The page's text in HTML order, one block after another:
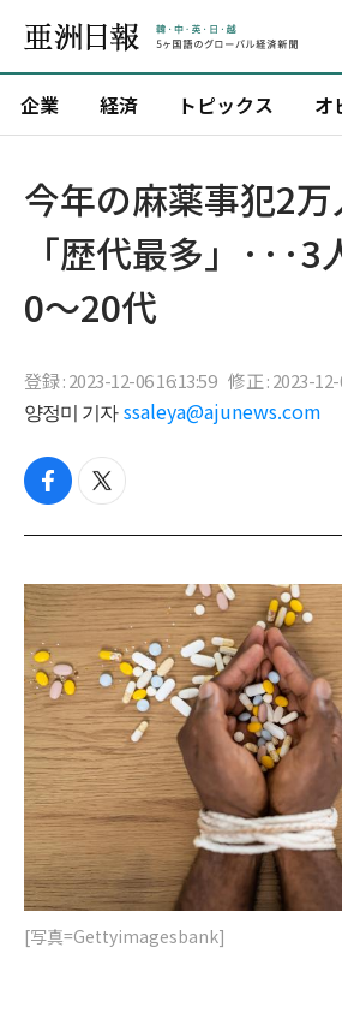
企業 経済 トピックス オ
今年の麻薬事犯2
「歴代最多」
0～20代
登録 : 2023-12-06 16:13:59 修正 : 2023-
양정미 기자 ssaleya@ajunews.com
f
c
b
o
o
k
t
i
t
e
r
[写真=Gettyimagesbank]